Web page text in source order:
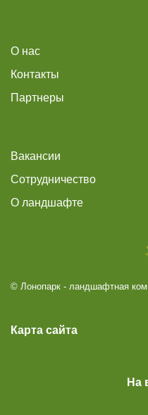
О нас
Контакты
Партнеры
Вакансии
Сотрудничество
О ландшафте
© Лонопарк - ландшафтная
Карта сайта
На